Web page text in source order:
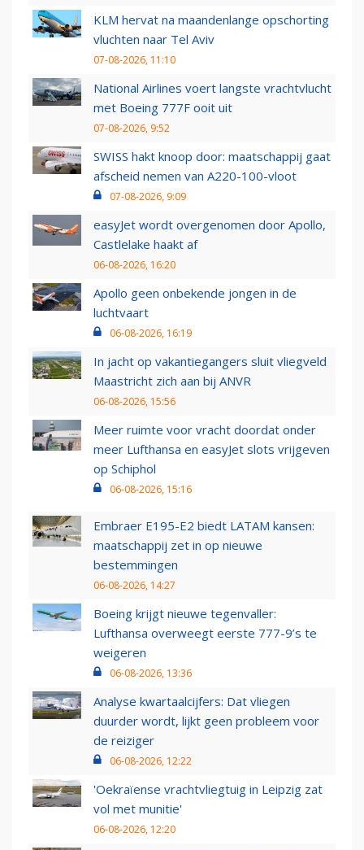
KLM hervat na maandenlange opschorting
vluchten naar Tel Aviv
07-08-2026, 11:10
National Airlines voert langste vrachtvlucht
met Boeing 777F ooit uit
07-08-2026, 9:52
SWISS hakt knoop door: maatschappij gaat
afscheid nemen van A220-100-vloot
07-08-2026, 9:09
easyJet wordt overgenomen door Apollo,
Castlelake haakt af
06-08-2026, 16:20
Apollo geen onbekende jongen in de
luchtvaart
06-08-2026, 16:19
In jacht op vakantiegangers sluit vliegveld
Maastricht zich aan bij ANVR
06-08-2026, 15:56
Meer ruimte voor vracht doordat onder
meer Lufthansa en easyJet slots vrijgeven
op Schiphol
06-08-2026, 15:16
Embraer E195-E2 biedt LATAM kansen:
maatschappij zet in op nieuwe
bestemmingen
06-08-2026, 14:27
Boeing krijgt nieuwe tegenvaller:
Lufthansa overweegt eerste 777-9’s te
weigeren
06-08-2026, 13:36
Analyse kwartaalcijfers: Dat vliegen
duurder wordt, lijkt geen probleem voor
de reiziger
06-08-2026, 12:22
'Oekraïense vrachtvliegtuig in Leipzig zat
vol met munitie'
06-08-2026, 12:20